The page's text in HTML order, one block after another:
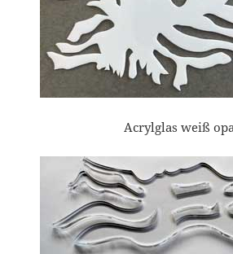
Acrylglas weiß